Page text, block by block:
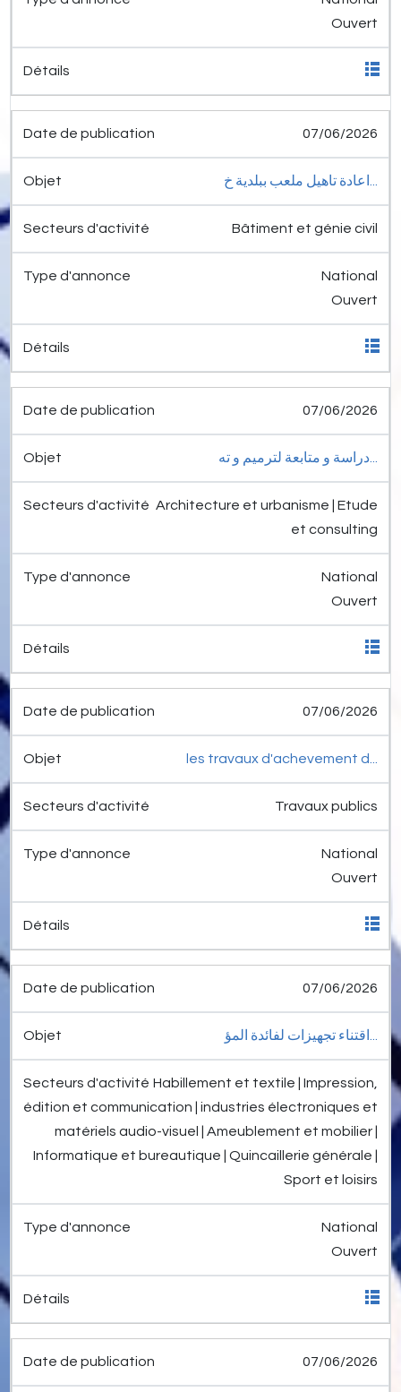
Ouvert
07/06/2026
اعادة تاهيل ملعب ببلدية خ...
Bâtiment et génie civil
National
Ouvert
07/06/2026
دراسة و متابعة لترميم و ته...
Architecture et urbanisme | Etude
et consulting
National
Ouvert
07/06/2026
les travaux d'achevement d...
Travaux publics
National
Ouvert
07/06/2026
اقتناء تجهيزات لفائدة المؤ...
Habillement et textile | Impression,
édition et communication | industries électroniques et
matériels audio-visuel | Ameublement et mobilier |
Informatique et bureautique | Quincaillerie générale |
Sport et loisirs
National
Ouvert
07/06/2026